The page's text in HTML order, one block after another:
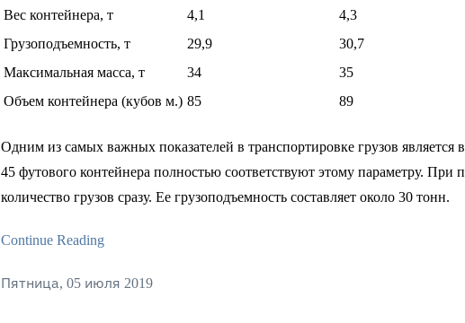
Вес контейнера, т
4,1
4,3
Грузоподъемность, т
29,9
30,7
Максимальная масса, т
34
35
Объем контейнера (кубов м.) 85 89
Одним из самых важных показателей в транспортировке грузов является
45 футового контейнера полностью соответствуют этому параметру.
количество грузов сразу. Ее грузоподъемность составляет около 30 тонн.
Continue Reading
Пятница, 05 июля 2019